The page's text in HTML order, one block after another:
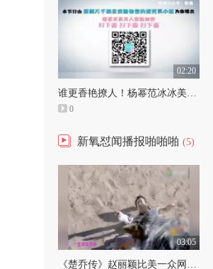
02:20
谁更香艳撩人！杨幂范冰冰美人出浴大PK
0
新氧怼闻播报啪啪啪 (5)
03:05
《楚乔传》赵丽颖比美一众网红蛇精脸